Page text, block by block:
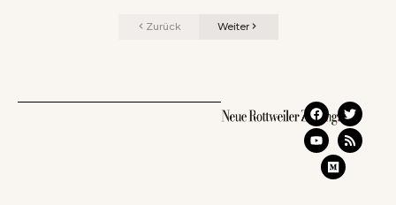
Zurück Weiter